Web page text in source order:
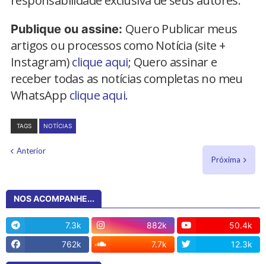
Publique ou assine: Quero Publicar meus
artigos ou processos como Notícia (site +
Instagram)clique aqui; Quero assinar e
receber todas as notícias completas no meu
WhatsApp clique aqui.
TAGS NOTÍCIAS
Anterior
Próxima
NOS ACOMPANHE...
7.3k 882k
50.4k
762k
7.7k 12.3k